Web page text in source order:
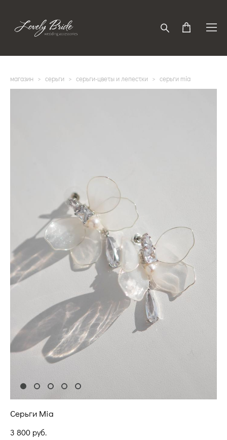
магазин > серьги > серьги-цветы и лепестки > серьги mia
Серьги Mia
3 800 pуб.